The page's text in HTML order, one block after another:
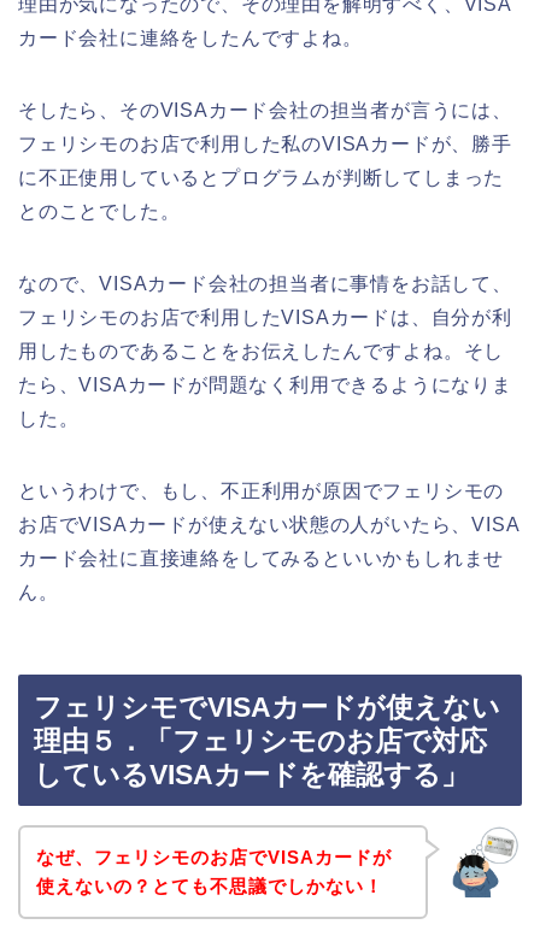
カード会社に連絡をしたんですよね。
そしたら、そのVISAカード会社の担当者が言うには、
フェリシモのお店で利用した私のVISAカードが、勝手
に不正使用しているとプログラムが判断してしまった
とのことでした。
なので、VISAカード会社の担当者に事情をお話して、
フェリシモのお店で利用したVISAカードは、自分が利
用したものであることをお伝えしたんですよね。そし
たら、VISAカードが問題なく利用できるようになりま
した。
というわけで、もし、不正利用が原因でフェリシモの
お店でVISAカードが使えない状態の人がいたら、VISA
カード会社に直接連絡をしてみるといいかもしれませ
ん。
フェリシモでVISAカードが使えない
理由５．「フェリシモのお店で対応
しているVISAカードを確認する」
なぜ、フェリシモのお店でVISAカードが
使えないの？とても不思議でしかない！